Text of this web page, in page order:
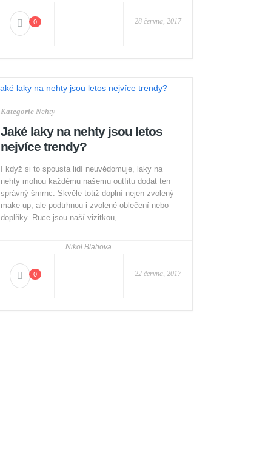
0 28 června, 2017
Kategorie Nehty
Jaké laky na nehty jsou letos
nejvíce trendy?
I když si to spousta lidí neuvědomuje, laky na
nehty mohou každému našemu outfitu dodat ten
správný šmrnc. Skvěle totiž doplní nejen zvolený
make-up, ale podtrhnou i zvolené oblečení nebo
doplňky. Ruce jsou naší vizitkou,...
0
Nikol Blahova
22 června, 2017